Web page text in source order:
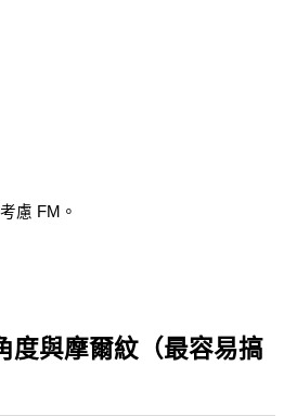
慮 FM。
度與摩爾紋（最容易搞